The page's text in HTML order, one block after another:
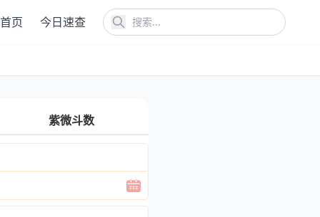
首页 今日速查
紫微斗数